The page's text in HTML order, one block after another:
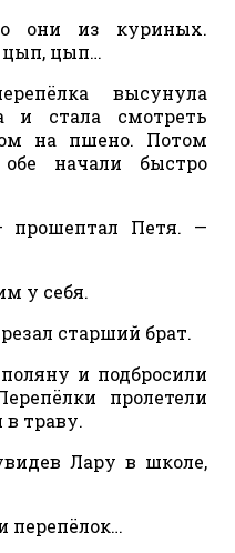
они из куриных.
цып…
высунула
и стала смотреть
на пшено. Потом
начали быстро
Петя. —
у себя.
старший брат.
и подбросили
пролетели
в траву.
Лару в школе,
перепёлок…